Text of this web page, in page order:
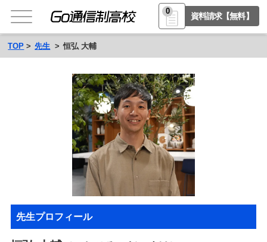
0
資料請求【無料】
TOP 先生 恒弘 大輔
先生プロフィール